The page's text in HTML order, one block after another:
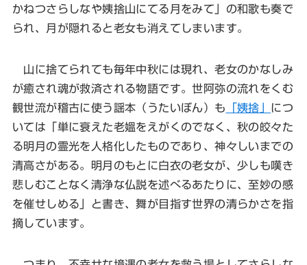
かねつさらしなや姨捨山にてる月をみて」の和歌も奏で
られ、月が隠れると老女も消えてしまいます。
山に捨てられても毎年中秋には現れ、老女のかなしみ
が癒され魂が救済される物語です。世阿弥の流れをくむ
観世流が稽古に使う謡本（うたいぼん）も 「姨捨」 につ
いては「単に衰えた老媼をえがくのでなく、秋の皎々た
る明月の霊光を人格化したものであり、神々しいまでの
清高さがある。明月のもとに白衣の老女が、少しも嘆き
悲しむことなく清浄な仏説を述べるあたりに、至妙の感
を催せしめる」と書き、舞が目指す世界の清らかさを指
摘しています。